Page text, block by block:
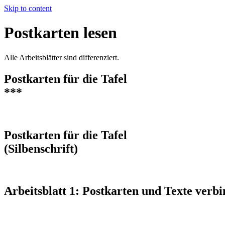
Skip to content
Postkarten lesen
Alle Arbeitsblätter sind differenziert.
Postkarten für die Tafel
***
Postkarten für die Tafel
(Silbenschrift)
Arbeitsblatt 1: Postkarten und Texte